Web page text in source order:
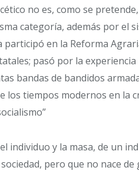
no es, como se
categoría, además por el
en la Reforma
pasó por la experiencia
bandas de bandidos
los tiempos modernos en la
individuo y la masa, de un
pero que no nace